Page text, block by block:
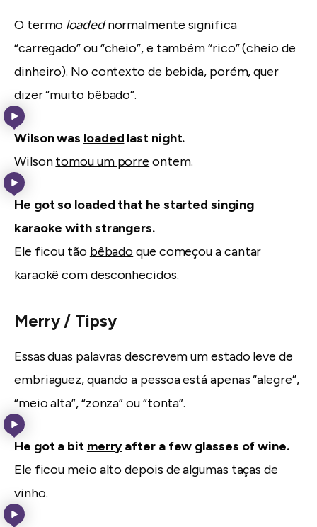
O termo loadednormalmente significa
“carregado” ou “cheio”, e também “rico” (cheio de
dinheiro). No contexto de bebida, porém, quer
dizer “muito bêbado”.
Wilson was loaded last night.
Wilsontomou um porre ontem.
He got so loaded that he started singing
karaoke with strangers.
Ele ficou tão bêbadoque começou a cantar
karaokê com desconhecidos.
Merry / Tipsy
Essas duas palavras descrevem um estado leve de
embriaguez, quando a pessoa está apenas “alegre”,
“meio alta”, “zonza” ou “tonta”.
He got a bit merryafter a few glasses of wine.
Ele ficou meio altodepois de algumas taças de
vinho.